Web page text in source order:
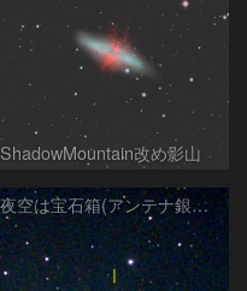
ShadowMountain改め影山
夜空は宝石箱(アンテナ銀河 NGC4038) Seestar50